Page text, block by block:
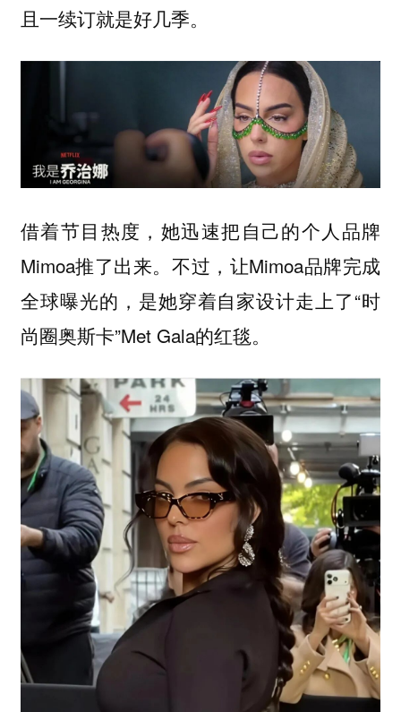
且一续订就是好几季。
借着节目热度，她迅速把自己的个人品牌
Mimoa推了出来。不过，让Mimoa品牌完成
全球曝光的，是她穿着自家设计走上了“时
尚圈奥斯卡”Met Gala的红毯。